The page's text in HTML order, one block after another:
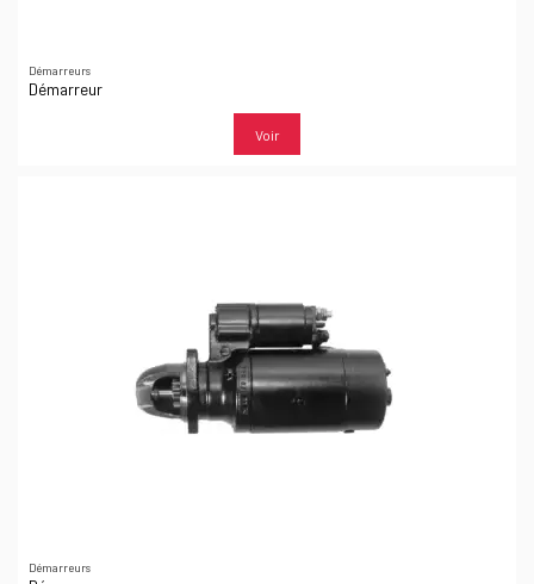
Démarreurs
Démarreur
Voir
Démarreurs